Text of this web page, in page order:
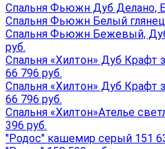
Спальня Фьюжн Дуб Делано,
Спальня Фьюжн Белый
Спальня Фьюжн Бежевый,
руб.
Спальня «Хилтон» Дуб
66 796 руб.
Спальня «Хилтон» Дуб Крафт
66 796 руб.
Спальня «Хилтон»Ателье
396 руб.
"Родос" кашемир серый 151